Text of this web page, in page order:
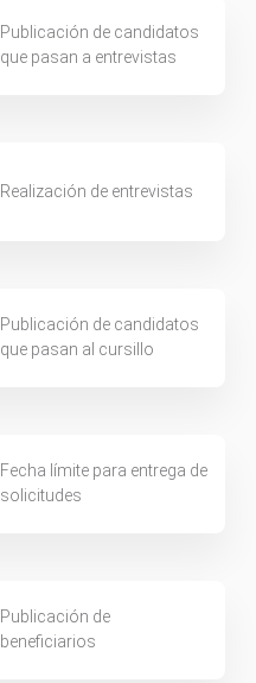
Publicación de candidatos
que pasan a entrevistas
Realización de entrevistas
Publicación de candidatos
que pasan al cursillo
Fecha límite para entrega de
solicitudes
Publicación de
beneficiarios